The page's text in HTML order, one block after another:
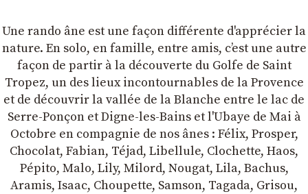
Une rando âne est une façon différente d'apprécier la
nature. En solo, en famille, entre amis, cʼest une autre
façon de partir à la découverte du Golfe de Saint
Tropez, un des lieux incontournables de la Provence
et de découvrir la vallée de la Blanche entre le lac de
Serre-Ponçon et Digne-les-Bains et l'Ubaye de Mai à
Octobre en compagnie de nos ânes : Félix, Prosper,
Chocolat, Fabian, Téjad, Libellule, Clochette, Haos,
Pépito, Malo, Lily, Milord, Nougat, Lila, Bachus,
Aramis, Isaac, Choupette, Samson, Tagada, Grisou,